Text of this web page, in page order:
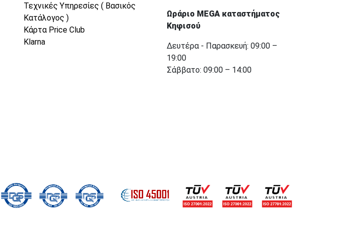
Τεχνικές Υπηρεσίες ( Βασικός
Κατάλογος )
Κάρτα Price Club
Klarna
Ωράριο MEGA καταστήματος
Κηφισού
Δευτέρα - Παρασκευή: 09:00 –
19:00
Σάββατο: 09:00 – 14:00